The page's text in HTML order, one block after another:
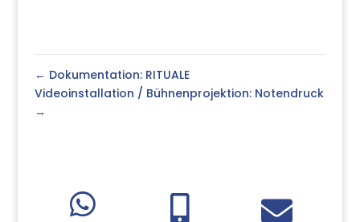
← Dokumentation: RITUALE
Videoinstallation / Bühnenprojektion: Notendruck
→
  